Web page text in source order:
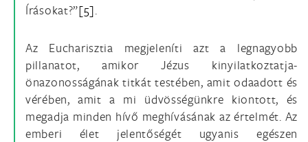
Írásokat?”[5].
Az Eucharisztia megjeleníti azt a legnagyobb
pillanatot, amikor Jézus kinyilatkoztatja-
önazonosságának titkát testében, amit odaadott és
vérében, amit a mi üdvösségünkre kiontott, és
megadja minden hívő meghívásának az értelmét. Az
emberi élet jelentőségét ugyanis egészen